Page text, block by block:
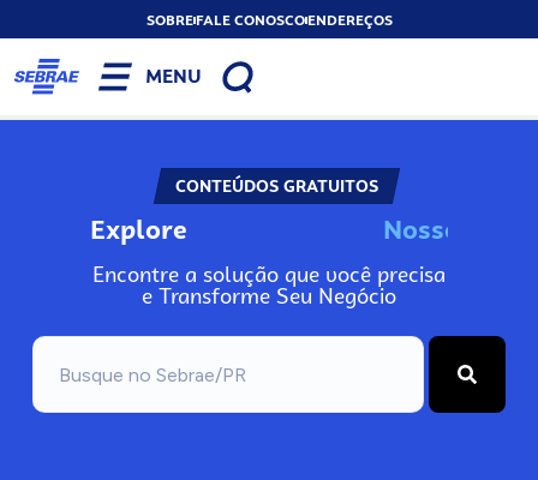
SOBREFALE CONOSCOENDEREÇOS
MENU
CONTEÚDOS GRATUITOS
Explore Nosso
Encontre a solução que você precisa
e Transforme Seu Negócio